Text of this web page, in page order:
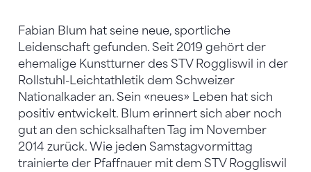
Fabian Blum hat seine neue, sportliche
Leidenschaft gefunden. Seit 2019 gehört der
ehemalige Kunstturner des STV Roggliswil in der
Rollstuhl-Leichtathletik dem Schweizer
Nationalkader an. Sein «neues» Leben hat sich
positiv entwickelt. Blum erinnert sich aber noch
gut an den schicksalhaften Tag im November
2014 zurück. Wie jeden Samstagvormittag
trainierte der Pfaffnauer mit dem STV Roggliswil